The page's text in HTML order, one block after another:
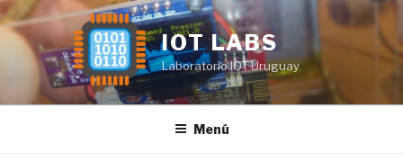
Saltar
al
contenido
IOT LABS
Laboratorio IOT Uruguay
Menú